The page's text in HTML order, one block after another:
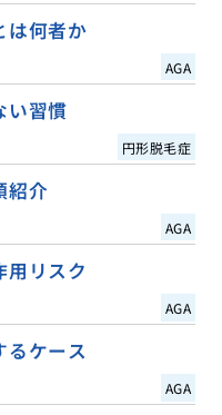
は何者か
AGA
い習慣
円形脱毛症
紹介
AGA
用リスク
AGA
るケース
AGA